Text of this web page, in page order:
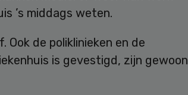
’s middags weten.
Ook de poliklinieken en de
is gevestigd, zijn gewoon